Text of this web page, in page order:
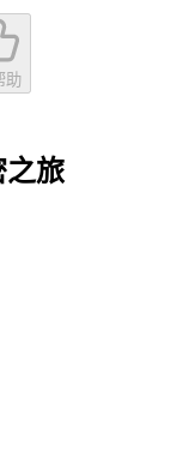
助
之旅